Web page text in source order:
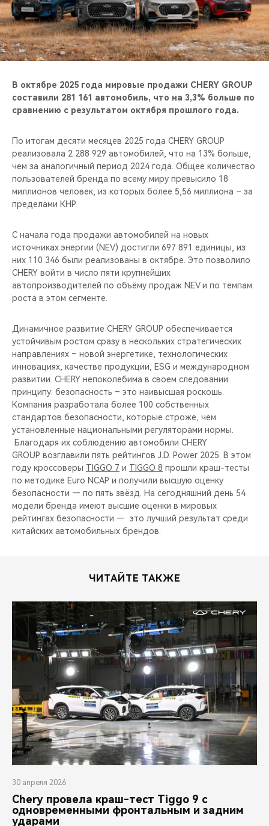
CHERY И СПОРТ
НАШИ МЕРОПРИЯТИЯ
ВИДЕООБЗОРЫ
В октябре 2025 года мировые продажи CHERY GROUP
составили 281 161 автомобиль, что на 3,3% больше по
сравнению с результатом октября прошлого года.
По итогам десяти месяцев 2025 года CHERY GROUP
реализовала 2 288 929 автомобилей, что на 13% больше,
чем за аналогичный период 2024 года. Общее количество
пользователей бренда по всему миру превысило 18
миллионов человек, из которых более 5,56 миллиона – за
пределами КНР.
С начала года продажи автомобилей на новых
источниках энергии (NEV) достигли 697 891 единицы, из
них 110 346 были реализованы в октябре. Это позволило
CHERY войти в число пяти крупнейших
автопроизводителей по объёму продаж NEV и по темпам
роста в этом сегменте.
Динамичное развитие CHERY GROUP обеспечивается
устойчивым ростом сразу в нескольких стратегических
направлениях – новой энергетике, технологических
инновациях, качестве продукции, ESG и международном
развитии. CHERY непоколебима в своем следовании
принципу: безопасность – это наивысшая роскошь.
Компания разработала более 100 собственных
стандартов безопасности, которые строже, чем
установленные национальными регуляторами нормы.
Благодаря их соблюдению автомобили CHERY
GROUP возглавили пять рейтингов J.D. Power 2025. В этом
году кроссоверы TIGGO 7 и TIGGO 8 прошли краш-тесты
по методике Euro NCAP и получили высшую оценку
безопасности — по пять звёзд. На сегодняшний день 54
модели бренда имеют высшие оценки в мировых
рейтингах безопасности — это лучший результат среди
китайских автомобильных брендов.
ЧИТАЙТЕ ТАКЖЕ
30 апреля 2026
Chery провела краш-тест Tiggo 9 с
одновременными фронтальным и задним
ударами